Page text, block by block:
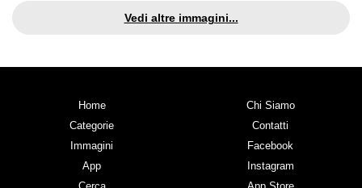
Vedi altre immagini...
Home
Categorie
Immagini
App
Chi Siamo
Contatti
Facebook
Instagram